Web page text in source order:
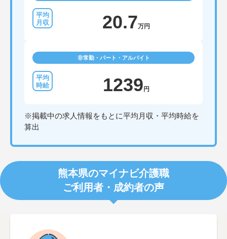
20.7万円
非常勤・パート・アルバイト
1239 円
※掲載中の求人情報をもとに平均月収・平均時給を
算出
熊本県のマイナビ介護職
ご利用者・成約者の声